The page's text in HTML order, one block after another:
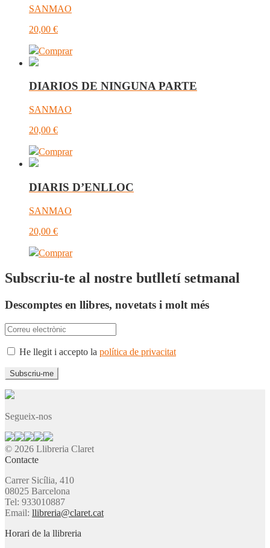
SANMAO
20,00 €
Comprar
DIARIOS DE NINGUNA PARTE
SANMAO
20,00 €
Comprar
DIARIS D’ENLLOC
SANMAO
20,00 €
Comprar
Subscriu-te al nostre butlletí setmanal
Descomptes en llibres, novetats i molt més
He llegit i accepto la política de privacitat
Segueix-nos
© 2026 Llibreria Claret
Contacte
Carrer Sicília, 410
08025 Barcelona
Tel: 933010887
Email: llibreria@claret.cat
Horari de la llibreria